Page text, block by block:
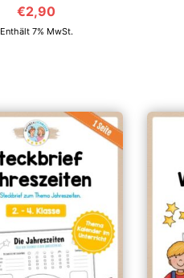
€2,90
Enthält 7% MwSt.